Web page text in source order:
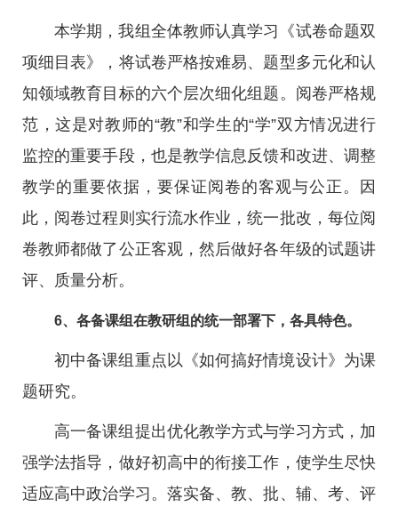
本学期，我组全体教师认真学习《试卷命题双
项细目表》，将试卷严格按难易、题型多元化和认
知领域教育目标的六个层次细化组题。阅卷严格规
范，这是对教师的“教”和学生的“学”双方情况进行
监控的重要手段，也是教学信息反馈和改进、调整
教学的重要依据，要保证阅卷的客观与公正。因
此，阅卷过程则实行流水作业，统一批改，每位阅
卷教师都做了公正客观，然后做好各年级的试题讲
评、质量分析。
6、各备课组在教研组的统一部署下，各具特色。
初中备课组重点以《如何搞好情境设计》为课
题研究。
高一备课组提出优化教学方式与学习方式，加
强学法指导，做好初高中的衔接工作，使学生尽快
适应高中政治学习。落实备、教、批、辅、考、评